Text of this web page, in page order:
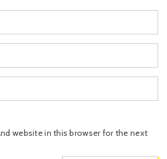
website in this browser for the next